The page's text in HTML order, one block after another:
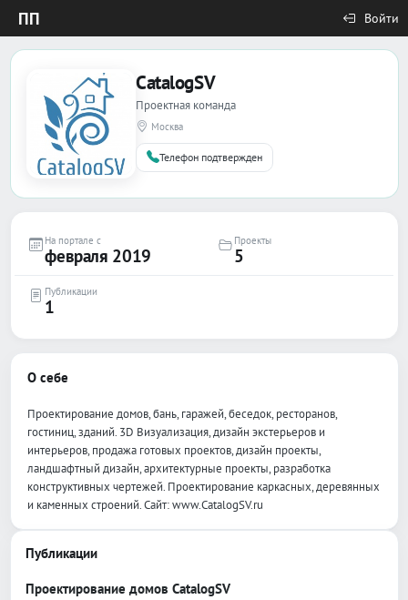
ПП Войти
CatalogSV
Проектная команда
Москва
Телефон подтвержден
На портале с
февраля 2019
Проекты
5
Публикации
1
О себе
Проектирование домов, бань, гаражей, беседок, ресторанов,
гостиниц, зданий. 3D Визуализация, дизайн экстерьеров и
интерьеров, продажа готовых проектов, дизайн проекты,
ландшафтный дизайн, архитектурные проекты, разработка
конструктивных чертежей. Проектирование каркасных, деревянных
и каменных строений. Сайт: www.CatalogSV.ru
Публикации
Проектирование домов CatalogSV